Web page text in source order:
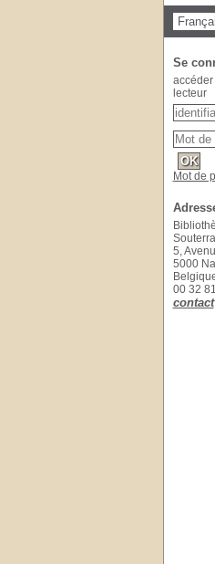
Se
accéder
lecteur
Mot de
5,
5000
00 32
contact